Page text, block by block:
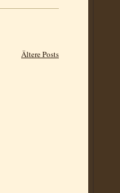
Ältere Posts